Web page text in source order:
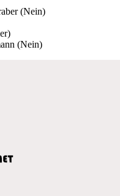
(Nein)
(Nein)